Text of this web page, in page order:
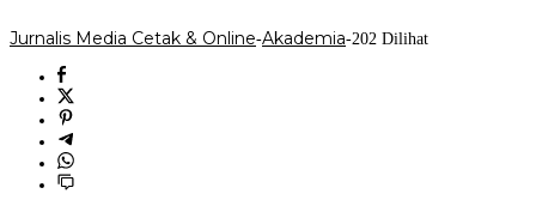
Jurnalis Media Cetak & Online-Akademia-202 Dilihat